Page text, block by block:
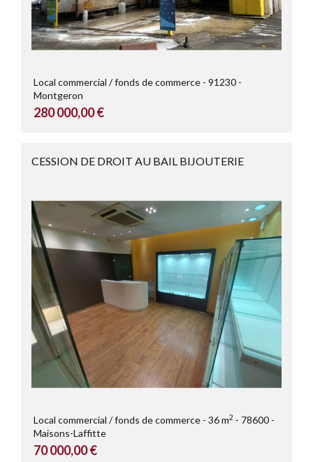
Local commercial / fonds de commerce
91230
Montgeron
280 000,00 €
CESSION DE DROIT AU BAIL BIJOUTERIE
Local commercial / fonds de commerce 36 m2
78600
Maisons-Laffitte
70 000,00 €